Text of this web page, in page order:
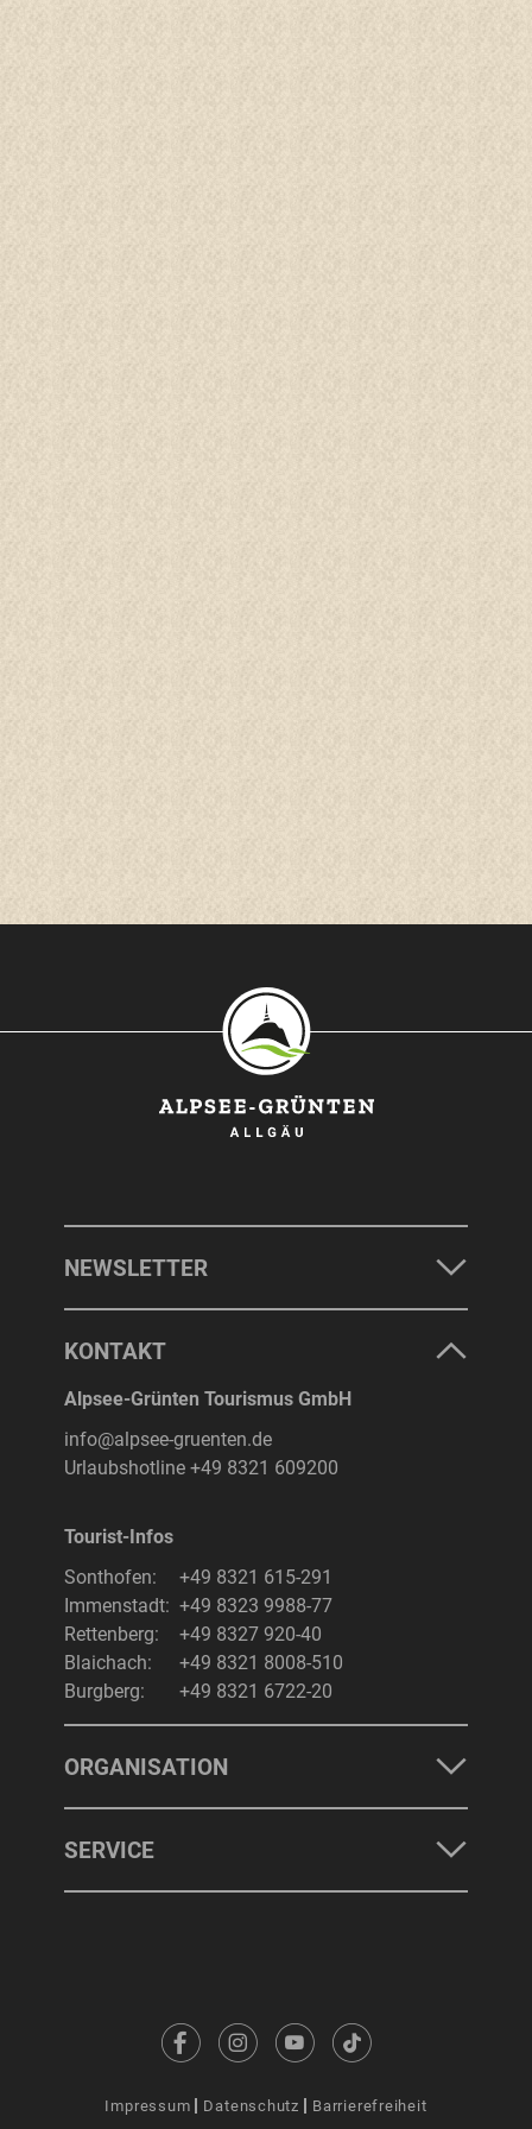
NEWSLETTER
KONTAKT
Alpsee-Grünten Tourismus GmbH
info@alpsee-gruenten.de
Urlaubshotline +49 8321 609200
Tourist-Infos
Sonthofen:
+49 8321 615-291
Immenstadt: +49 8323 9988-77
Rettenberg:
+49 8327 920-40
Blaichach:
+49 8321 8008-510
Burgberg:
+49 8321 6722-20
ORGANISATION
SERVICE
Impressum Datenschutz Barrierefreiheit